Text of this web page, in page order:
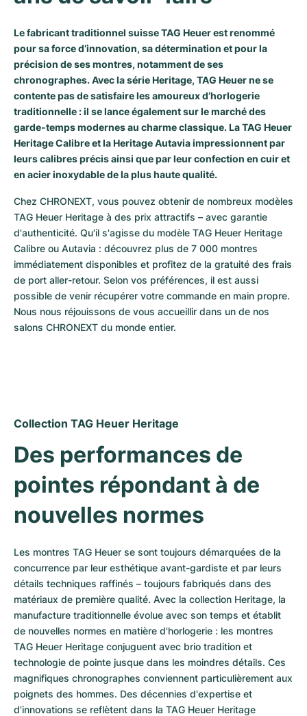
Oyster Perpetual
Yacht-Master
Yacht-Master II
Sea-Dweller
Sky-Dweller
Submariner
Rotonde
Crash
Pasha
Tortue
Baignoire
Ballon Blanc
Roadster
Montres d'occasion
Montres pour femmes
Bentley
Transocean
Cockpit
Chronospace
Super Avenger
Galactic
Montbrillant
Montres d'occasion
Montres pour femmes
Grand Carrera
Montres d'occasion
Montres pour femmes
Portugieser
Da Vinci
Aquatimer
Spitfire
GST
Vintage
Montres d'occasion
King Power
Montres d'occasion
Le fabricant traditionnel suisse TAG Heuer est renommé
pour sa force d’innovation, sa détermination et pour la
précision de ses montres, notamment de ses
chronographes. Avec la série Heritage, TAG Heuer ne se
contente pas de satisfaire les amoureux d’horlogerie
traditionnelle : il se lance également sur le marché des
garde-temps modernes au charme classique. La TAG Heuer
Heritage Calibre et la Heritage Autavia impressionnent par
leurs calibres précis ainsi que par leur confection en cuir et
en acier inoxydable de la plus haute qualité.
Chez CHRONEXT, vous pouvez obtenir de nombreux modèles
TAG Heuer Heritage à des prix attractifs – avec garantie
d'authenticité. Qu'il s'agisse du modèle TAG Heuer Heritage
Calibre ou Autavia : découvrez plus de 7 000 montres
immédiatement disponibles et profitez de la gratuité des frais
de port aller-retour. Selon vos préférences, il est aussi
possible de venir récupérer votre commande en main propre.
Nous nous réjouissons de vous accueillir dans un de nos
salons CHRONEXT du monde entier.
Collection TAG Heuer Heritage
Des performances de
pointes répondant à de
nouvelles normes
Les montres TAG Heuer se sont toujours démarquées de la
concurrence par leur esthétique avant-gardiste et par leurs
détails techniques raffinés – toujours fabriqués dans des
matériaux de première qualité. Avec la collection Heritage, la
manufacture traditionnelle évolue avec son temps et établit
de nouvelles normes en matière d'horlogerie : les montres
TAG Heuer Heritage conjuguent avec brio tradition et
technologie de pointe jusque dans les moindres détails. Ces
magnifiques chronographes conviennent particulièrement aux
poignets des hommes. Des décennies d'expertise et
d’innovations se reflètent dans la TAG Heuer Heritage